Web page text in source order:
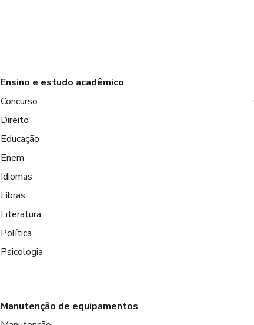
Ensino e estudo acadêmico
Concurso
Direito
Educação
Enem
Idiomas
Libras
Literatura
Política
Psicologia
Manutenção de equipamentos